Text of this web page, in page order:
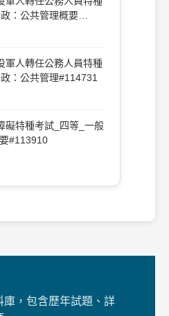
：公共管理概要
軍人轉任公務人員特種
：公共管理#114731
礙特種考試_四等_一般
#113910
，包含歷年試題、詳